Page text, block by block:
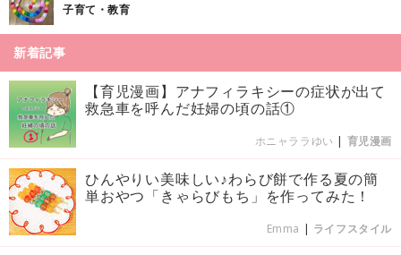
子育て・教育
新着記事
【育児漫画】アナフィラキシーの症状が出て
救急車を呼んだ妊婦の頃の話①
ホニャララゆい | 育児漫画
ひんやりい美味しい♪わらび餅で作る夏の簡
単おやつ「きゃらびもち」を作ってみた！
Emma | ライフスタイル